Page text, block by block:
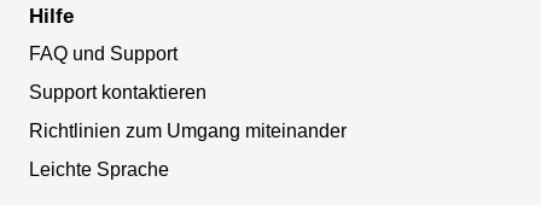
Hilfe
FAQ und Support
Support kontaktieren
Richtlinien zum Umgang miteinander
Leichte Sprache